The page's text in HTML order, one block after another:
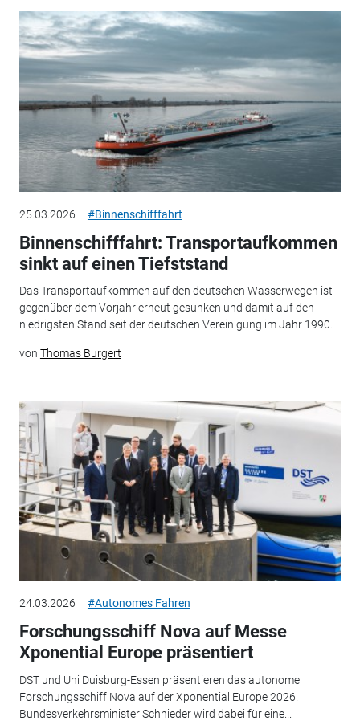
25.03.2026 #Binnenschifffahrt
Binnenschifffahrt: Transportaufkommen
sinkt auf einen Tiefststand
Das Transportaufkommen auf den deutschen Wasserwegen ist
gegenüber dem Vorjahr erneut gesunken und damit auf den
niedrigsten Stand seit der deutschen Vereinigung im Jahr 1990.
von Thomas Burgert
24.03.2026 #Autonomes Fahren
Forschungsschiff Nova auf Messe
Xponential Europe präsentiert
DST und Uni Duisburg-Essen präsentieren das autonome
Forschungsschiff Nova auf der Xponential Europe 2026.
Bundesverkehrsminister Schnieder wird dabei für eine...